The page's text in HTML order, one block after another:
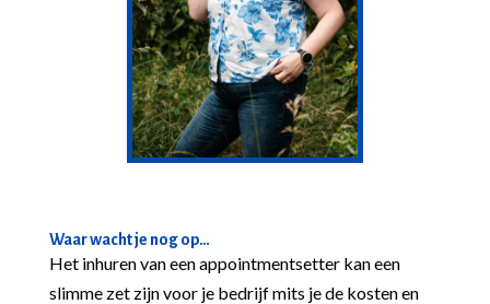
Waar wacht je nog op…
Het inhuren van een appointmentsetter kan een
slimme zet zijn voor je bedrijf mits je de kosten en